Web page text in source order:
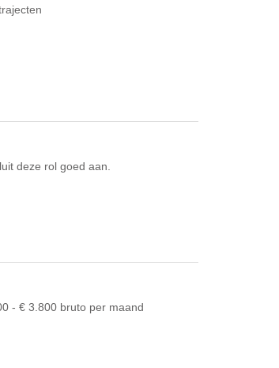
deze rol goed aan.
- € 3.800 bruto per maand